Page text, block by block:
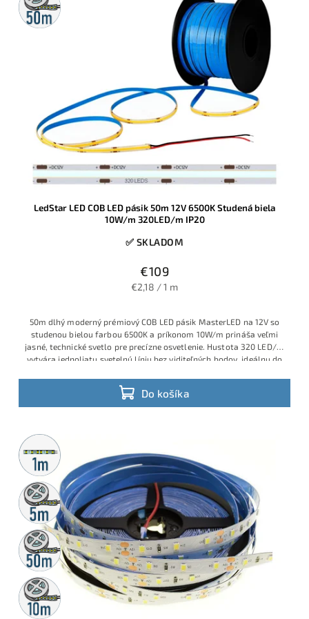
rolka
LedStar LED COB LED pásik 50m 12V 6500K Studená biela
10W/m 320LED/m IP20
✅ SKLADOM
€109
€2,18 / 1 m
Do košíka
50m dlhý moderný prémiový COB LED pásik MasterLED na 12V so
studenou bielou farbou 6500K a príkonom 10W/m prináša veľmi
jasné, technické svetlo pre precízne osvetlenie. Hustota 320 LED/m
vytvára jednoliatu svetelnú líniu bez viditeľných bodov, ideálnu do
suchom interiéri s krytím IP20.
Metrážny
predaj
5m
rolka
50m
rolka
10m
rolka